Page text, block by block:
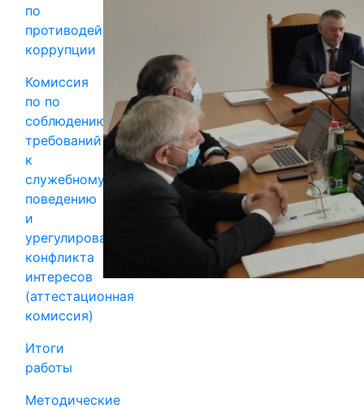
по
противодействию
коррупции
Комиссия
по по
соблюдению
требований
к
служебному
поведению
и
урегулированию
конфликта
интересов
(аттестационная
комиссия)
Итоги
работы
Методические